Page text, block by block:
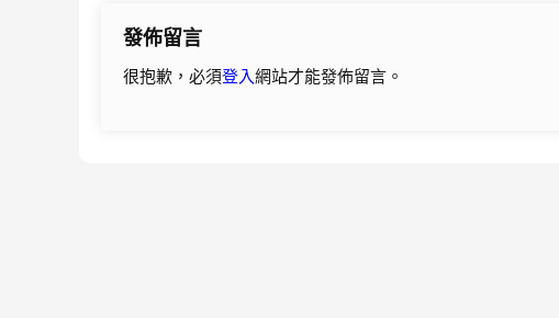
發佈留言
很抱歉，必須登入網站才能發佈留言。